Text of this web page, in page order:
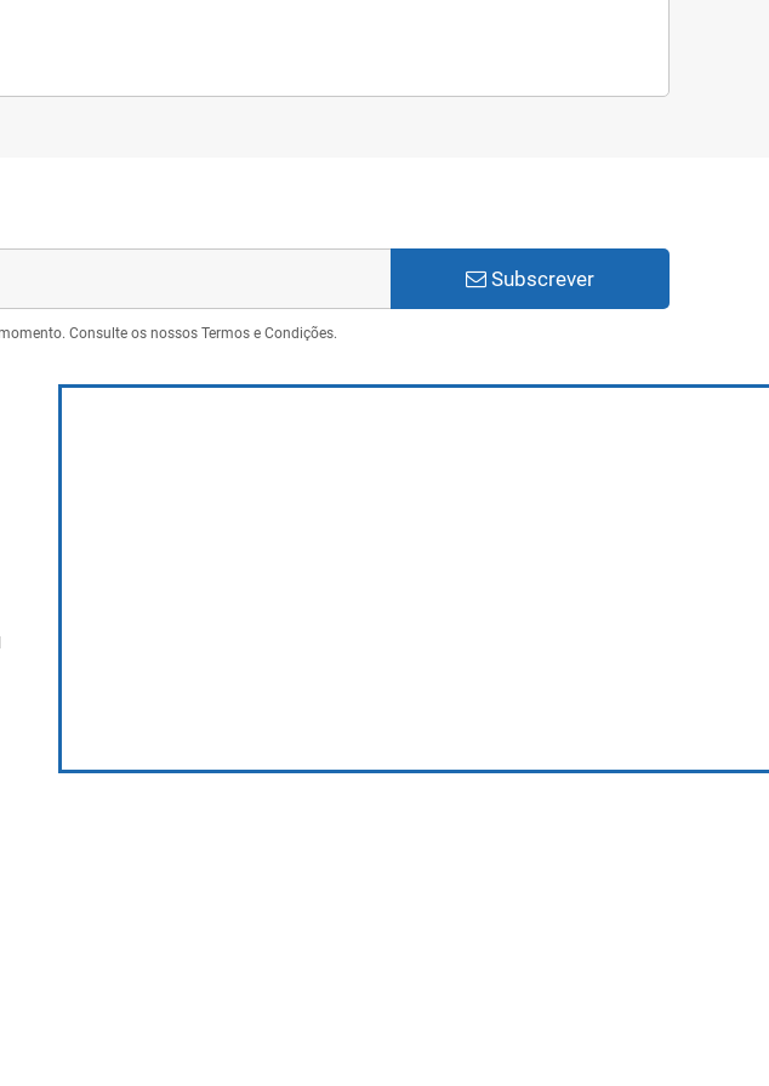
Subscrever
Consulte os nossos Termos e Condições.